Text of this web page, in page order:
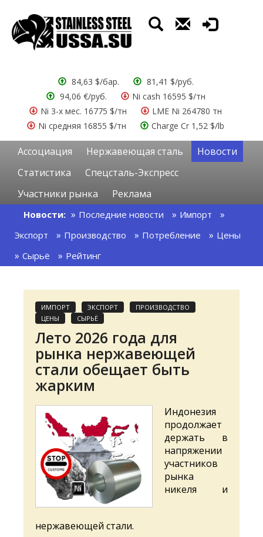
84,63 $/бар.
81,41 $/руб.
94,06 €/руб.
Ni cash 16595 $/тн
Ni 3-х мес. 16775 $/тн
LME Ni 264780 тн
Ni средняя 16855 $/тн
Charge Cr 1,52 $/lb
Ассоциация Нержавеющая сталь
Новости
Статистика
Спецсталь-Экспресс
Участники рынка
Реклама
Новости: Последние новости
Импорт
Экспорт
Производство Потребление
Цены
Сырьё
Рейтинг
ИМПОРТ ЭКСПОРТ
ПРОИЗВОДСТВО
ЦЕНЫ
СЫРЬЁ
Лето 2026 года для
рынка нержавеющей
стали обещает быть
жарким
Индонезия
продолжает
держать в
напряжении
участников
рынка
никеля и
нержавеющей стали.